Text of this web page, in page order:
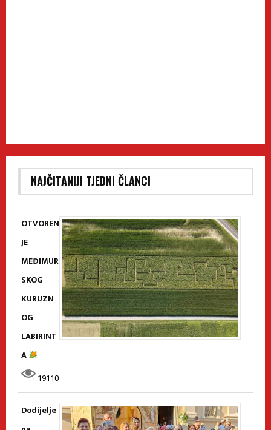
NAJČITANIJI TJEDNI ČLANCI
OTVOREN
JE
MEĐIMUR
SKOG
KURUZN
OG
LABIRINT
A
19110
Dodijelje